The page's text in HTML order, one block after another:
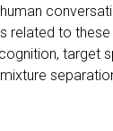
related to
target